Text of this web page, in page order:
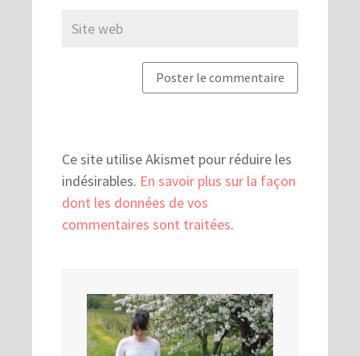
Ce site utilise Akismet pour réduire les
indésirables. En savoir plus sur la façon
dont les données de vos
commentaires sont traitées.